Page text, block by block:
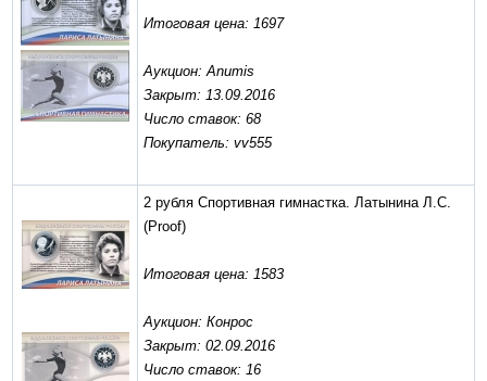
Итоговая цена: 1697
Аукцион: Anumis
Закрыт: 13.09.2016
Число ставок: 68
Покупатель: vv555
2 рубля Спортивная гимнастка. Латынина Л.С.
(Proof)
Итоговая цена: 1583
Аукцион: Конрос
Закрыт: 02.09.2016
Число ставок: 16